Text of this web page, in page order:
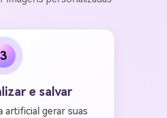
3
e salvar
artificial gerar suas